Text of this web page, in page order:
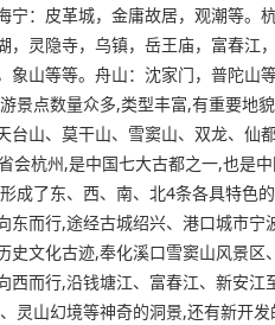
：皮革城，金庸故居，观潮等。
，灵隐寺，乌镇，岳王庙，富春江
象山等等。舟山：沈家门，普陀山
景点数量众多,类型丰富,有重要
台山、莫干山、雪窦山、双龙、
会杭州,是中国七大古都之一,也是
成了东、西、南、北4条各具特色
而行,途经古城绍兴、港口城市宁
史文化古迹,奉化溪口雪窦山风景
而行,沿钱塘江、富春江、新安江
灵山幻境等神奇的洞景,还有新开